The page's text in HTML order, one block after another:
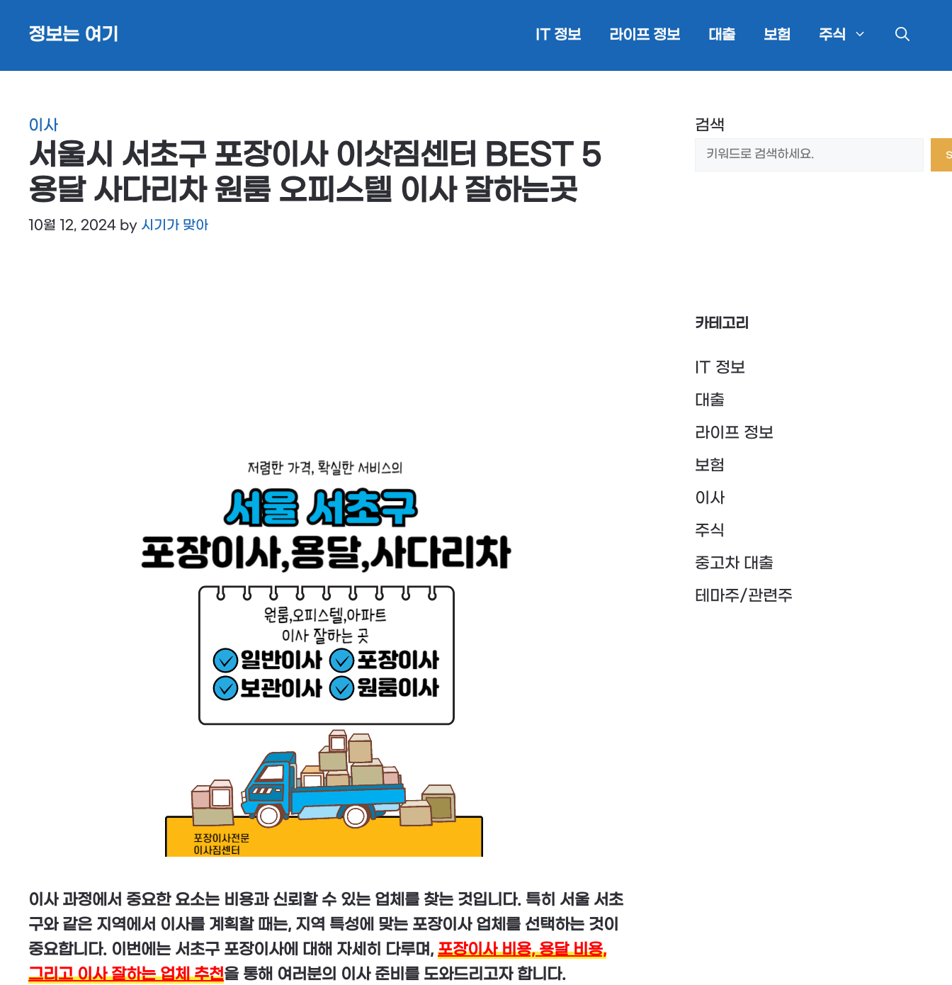
정보는 여기 IT 정보 라이프 정보 대출 보험 주식
이사
서울시 서초구 포장이사 이삿짐센터 BEST 5
용달 사다리차 원룸 오피스텔 이사 잘하는곳
10월 12, 2024 by 시기가 맞아
이사 과정에서 중요한 요소는 비용과 신뢰할 수 있는 업체를 찾는 것입니다. 특히 서울 서초
구와 같은 지역에서 이사를 계획할 때는, 지역 특성에 맞는 포장이사 업체를 선택하는 것이
중요합니다. 이번에는 서초구 포장이사에 대해 자세히 다루며, 포장이사 비용, 용달 비용,
그리고 이사 잘하는 업체 추천을 통해 여러분의 이사 준비를 도와드리고자 합니다.
검색
카테고리
IT 정보
대출
라이프 정보
보험
이사
주식
중고차 대출
테마주/관련주